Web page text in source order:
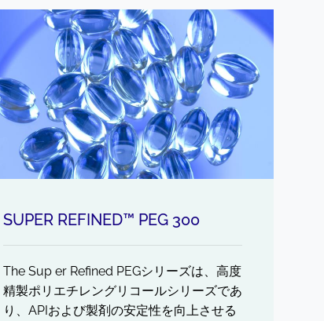
SUPER REFINED™ PEG 300
The Sup er Refined PEGシリーズは、高度
精製ポリエチレングリコールシリーズであ
り、APIおよび製剤の安定性を向上させる